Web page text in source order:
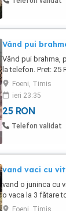
Vând pui
Vând pui brahma,
la telefon. Pret: 25
Foeni, Timis
ieri 23:35
25 RON
Telefon validat
vand vaci cu
vand o juninca cu
o vaca la 3 fătare
ia sunt băltate acte
Foeni, Timis